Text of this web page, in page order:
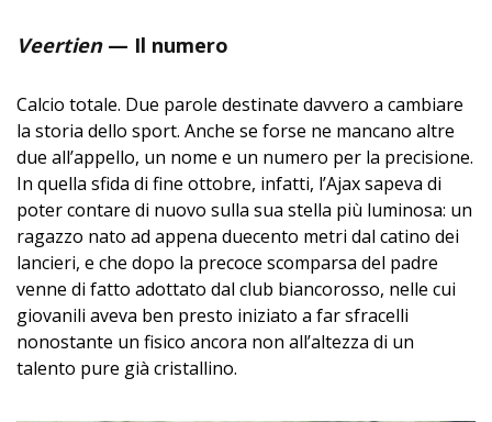
Veertien— Il numero
Calcio totale. Due parole destinate davvero a cambiare
la storia dello sport. Anche se forse ne mancano altre
due all’appello, un nome e un numero per la precisione.
In quella sfida di fine ottobre, infatti, l’Ajax sapeva di
poter contare di nuovo sulla sua stella più luminosa: un
ragazzo nato ad appena duecento metri dal catino dei
lancieri, e che dopo la precoce scomparsa del padre
venne di fatto adottato dal club biancorosso, nelle cui
giovanili aveva ben presto iniziato a far sfracelli
nonostante un fisico ancora non all’altezza di un
talento pure già cristallino.